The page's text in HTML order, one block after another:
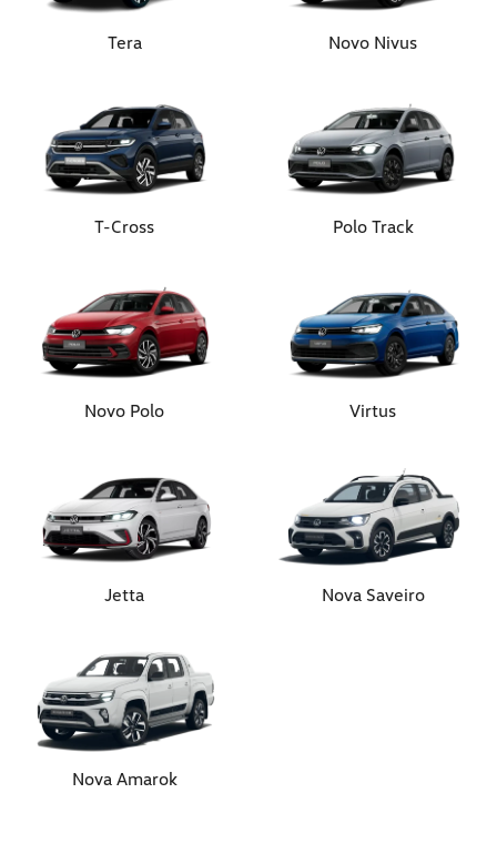
Tera Novo Nivus
T-Cross Polo Track
Novo Polo Virtus
Jetta Nova Saveiro
Nova Amarok